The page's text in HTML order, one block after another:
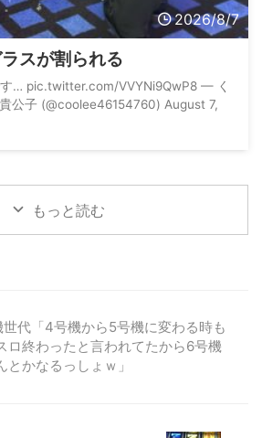
2026/8/7
スが割られる
… pic.twitter.com/VVYNi9QwP8 — く
公子 (@coolee46154760) August 7,
もっと読む
代「4号機から5号機に変わる時も
ロ終わったと言われてたから6号機
とかなるっしょｗ」